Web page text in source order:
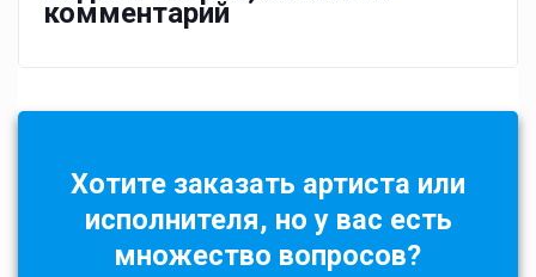
комментарий
Хотите заказать артиста или
исполнителя, но у вас есть
множество вопросов?